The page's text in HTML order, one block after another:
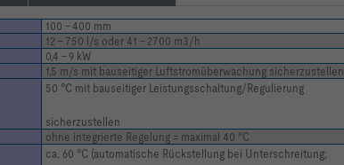
100 – 400 mm
12 – 750 l/s oder 41 – 2700 m3/h
0,4 – 9 kW
1,5 m/s mit bauseitiger Luftstromüberwachung sicherzustellen
50 °C mit bauseitiger Leistungsschaltung/Regulierung
sicherzustellen
ohne integrierte Regelung = maximal 40 °C
ca. 60 °C (automatische Rückstellung bei Unterschreitung;